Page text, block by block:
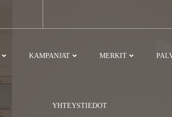
KAMPANJAT MERKIT
YHTEYSTIEDOT